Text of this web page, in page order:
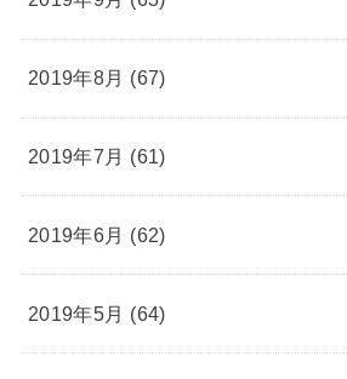
2019年8月 (67)
2019年7月 (61)
2019年6月 (62)
2019年5月 (64)